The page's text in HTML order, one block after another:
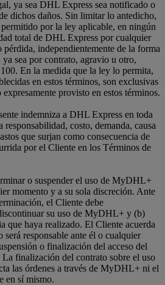
ya sea DHL Express sea notificado o
dichos daños. Sin limitar lo antedicho,
por la ley aplicable, en ningún
total de DHL Express por cualquier
independientemente de la forma
sea por contrato, agravio u otro,
En la medida que la ley lo permita,
en estos términos, son exclusivas
provisto en estos términos.
indemniza a DHL Express en toda
responsabilidad, costo, demanda, causa
que surjan como consecuencia de
por el Cliente en los Términos de
o suspender el uso de MyDHL+
momento y a su sola discreción. Ante
el Cliente debe
su uso de MyDHL+ y (b)
que haya realizado. El Cliente acuerda
responsable ante él o cualquier
o finalización del acceso del
finalización del contrato sobre el uso
las órdenes a través de MyDHL+ ni el
en sí mismo.